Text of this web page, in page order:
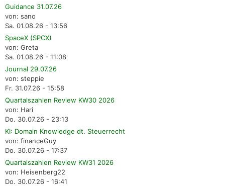
Guidance 31.07.26
von: sano
Sa. 01.08.26 - 13:56
SpaceX (SPCX)
von: Greta
Sa. 01.08.26 - 11:08
Journal 29.07.26
von: steppie
Fr. 31.07.26 - 15:58
Quartalszahlen Review KW30 2026
von: Hari
Do. 30.07.26 - 23:13
KI: Domain Knowledge dt. Steuerrecht
von: financeGuy
Do. 30.07.26 - 17:37
Quartalszahlen Review KW31 2026
von: Heisenberg22
Do. 30.07.26 - 16:41